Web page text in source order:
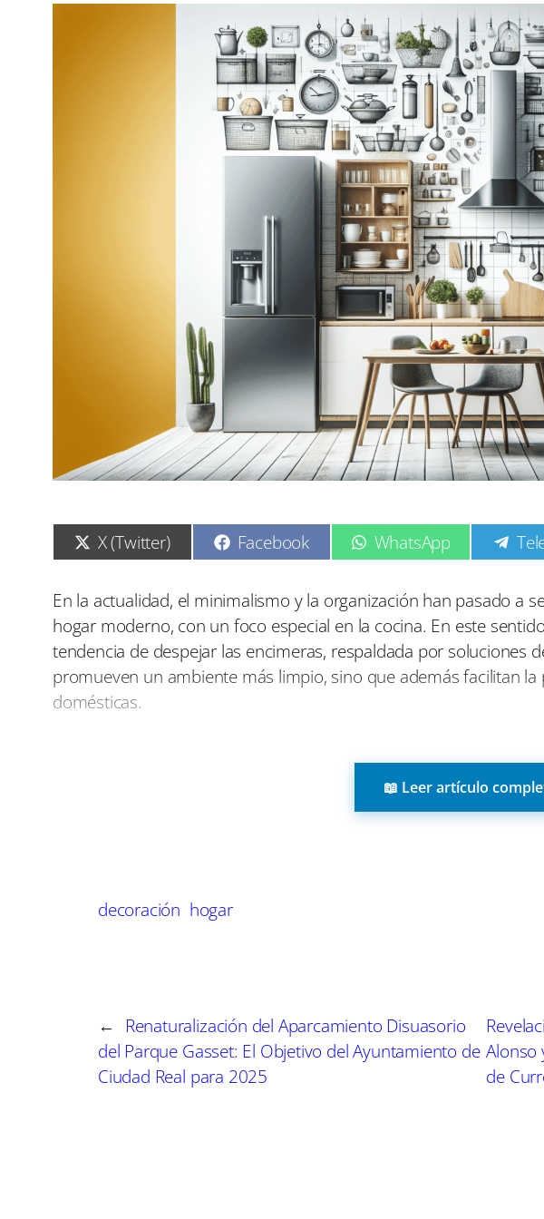
C
o
p
a
r
t
i
r
e
n
X (Twitter) C
o
p
a
r
t
i
r
Facebook C
o
p
a
r
t
i
r
WhatsApp C
o
p
a
r
t
i
r
En la actualidad, el minimalismo y la organización han pasado a
hogar moderno, con un foco especial en la cocina. En este
tendencia de despejar las encimeras, respaldada por soluciones
promueven un ambiente más limpio, sino que además facilitan
domésticas.
que maximicen el espacio sin perder funcionalidad. Una de las
Por otro lado, el auge de aparatos electrodomésticos compactos
espacios y reducir el tiempo dedicado a la preparación culinaria.
📖 Leer artículo
decoración hogar
← Renaturalización del Aparcamiento Disuasorio
del Parque Gasset: El Objetivo del Ayuntamiento de
Ciudad Real para 2025
Alonso
de